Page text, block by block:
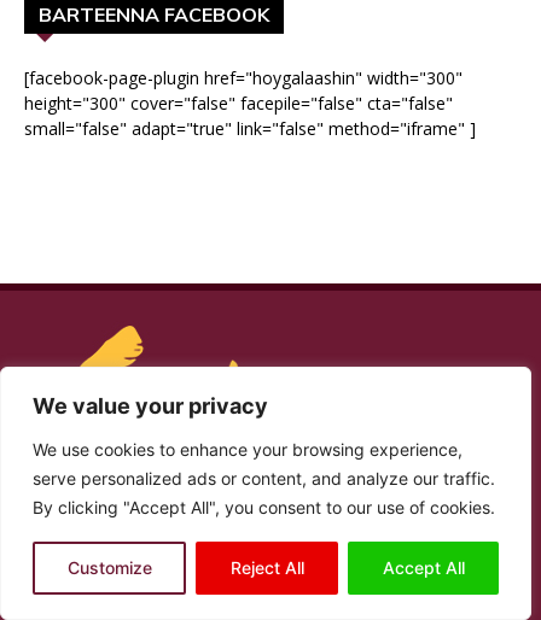
We value your privacy
We use cookies to enhance your browsing experience,
serve personalized ads or content, and analyze our traffic.
By clicking "Accept All", you consent to our use of cookies.
Customize Reject All Accept All
BARTEENNA FACEBOOK
[facebook-page-plugin href="hoygalaashin" width="300"
height="300" cover="false" facepile="false" cta="false"
small="false" adapt="true" link="false" method="iframe" ]
NAGU SAABSAN